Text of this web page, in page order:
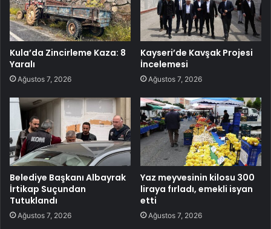
Kula’da Zincirleme Kaza: 8
Yaralı
Ağustos 7, 2026
Kayseri’de Kavşak Projesi
İncelemesi
Ağustos 7, 2026
Belediye Başkanı Albayrak
İrtikap Suçundan
Tutuklandı
Ağustos 7, 2026
Yaz meyvesinin kilosu 300
liraya fırladı, emekli isyan
etti
Ağustos 7, 2026